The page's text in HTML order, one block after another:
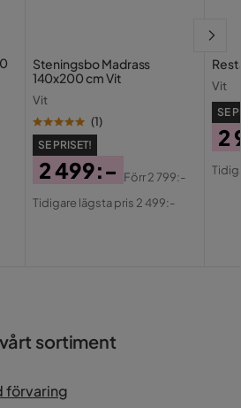
och en våt svamp eller med ett
tillbehör.
Steningsbo Madrass
140x200 cm Vit
Vit
(1)
SE PRISET!
Pris
2 499:-
Original
Förr2 799:-
Tidigare lägsta pris 2 499:-
Vit
SE
2
sortiment
förvaring